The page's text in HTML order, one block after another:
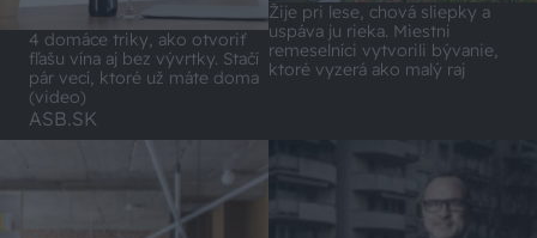
4 domáce triky, ako otvoriť
fľašu vína aj bez vývrtky. Stačí
pár vecí, ktoré už máte doma
(video)
Žije pri lese, chová sliepky a
uspáva ju rieka. Miestni
remeselníci vytvorili bývanie,
ktoré vyzerá ako malý raj
ASB.SK